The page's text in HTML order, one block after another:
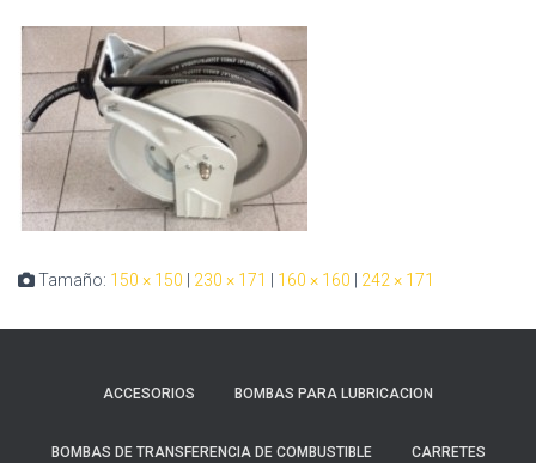
Tamaño: 150 × 150 230 × 171 160 × 160 242 × 171
ACCESORIOS BOMBAS PARA LUBRICACION
BOMBAS DE TRANSFERENCIA DE COMBUSTIBLE CARRETES